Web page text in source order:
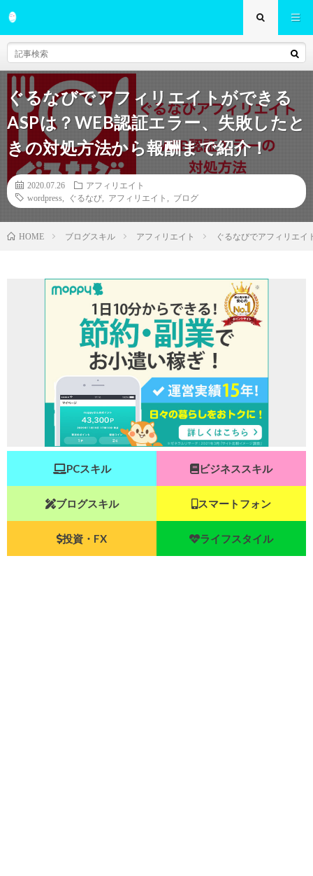
ぐるなびでアフィリエイトができる
ASPは？WEB認証エラー、失敗したと
きの対処方法から報酬まで紹介！
2020.07.26
アフィリエイト
wordpress
ぐるなび アフィリエイト ブログ
HOME ブログスキル アフィリエイト ぐるなびでアフィリエイ
PCスキル ビジネススキル
ブログスキル スマートフォン
投資・FX ライフスタイル